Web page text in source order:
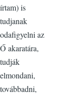
írtam) is
tudjanak
odafigyelni az
Ő akaratára,
tudják
elmondani,
továbbadni,